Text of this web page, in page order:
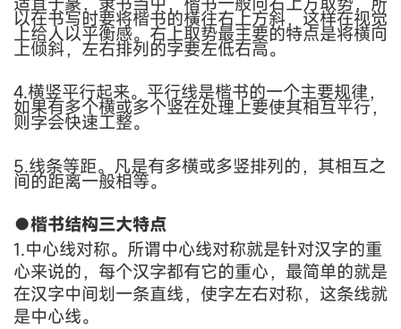
以在书写时要将楷书的橫往右上方斜，这样在视觉
上给人以平衡感。右上取势最主要的特点是将横向
上倾斜，左右排列的字要左低右高。
4.横竖平行起来。 平行线是楷书的一个主要规律，
如果有多个横或多个竖在处理上要使其相互平行，
则字会快速工整。
5.线条等距。 凡是有多横或多竖排列的，其相互之
间的距离一般相等。
●楷书结构三大特点
1.中心线对称。 所谓中心线对称就是针对汉字的重
心来说的，每个汉字都有它的重心，最简单的就是
在汉字中间划一条直线，使字左右对称，这条线就
是中心线。